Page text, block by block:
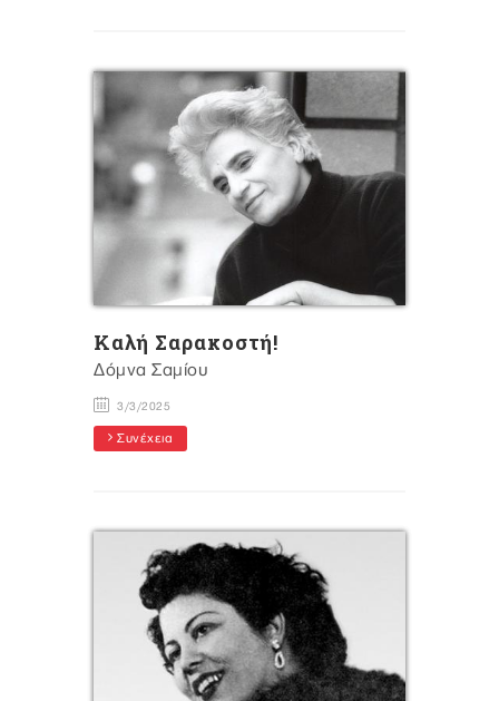
Kαλή Σαρακοστή!
Δόμνα Σαμίου
3/3/2025
Συνέχεια